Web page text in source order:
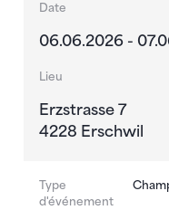
Date
06.06.2026 -
Lieu
Erzstrasse 7
4228 Erschwil
Type
d'événement